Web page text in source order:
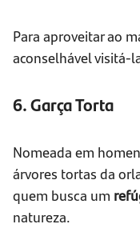
Para aproveitar ao
aconselhável visitá-
6. Garça Torta
Nomeada em
árvores tortas da
quem busca um
natureza.